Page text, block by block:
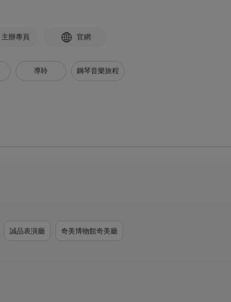
主辦專頁 官網
導聆 鋼琴音樂旅程
誠品表演廳 奇美博物館奇美廳